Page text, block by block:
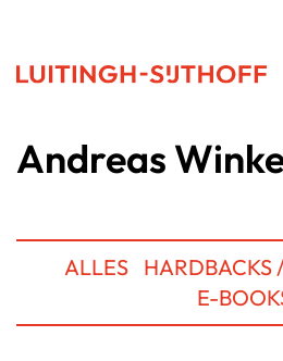
Andreas
ALLES
HARDBACKS
E-